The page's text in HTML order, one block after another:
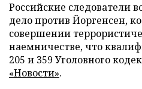
Российские следователи
дело против Йоргенсен,
совершении
наемничестве, что
205 и 359 Уголовного
«Новости».